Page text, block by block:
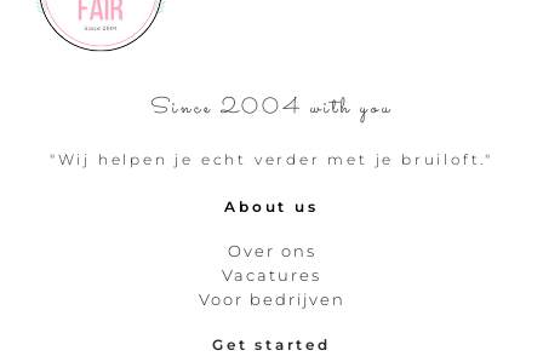
Since 2004 with you
"Wij helpen je echt verder met je bruiloft."
About us
Over ons
Vacatures
Voor bedrijven
Get started